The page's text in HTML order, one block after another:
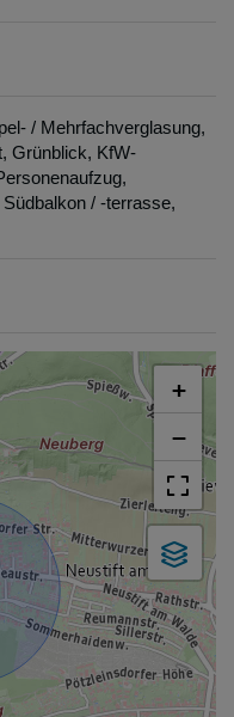
/ Mehrfachverglasung
Grünblick KfW-
Südbalkon / -terrasse
+
−